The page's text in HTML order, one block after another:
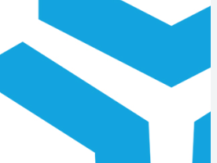
4 mesleki
ön şartları